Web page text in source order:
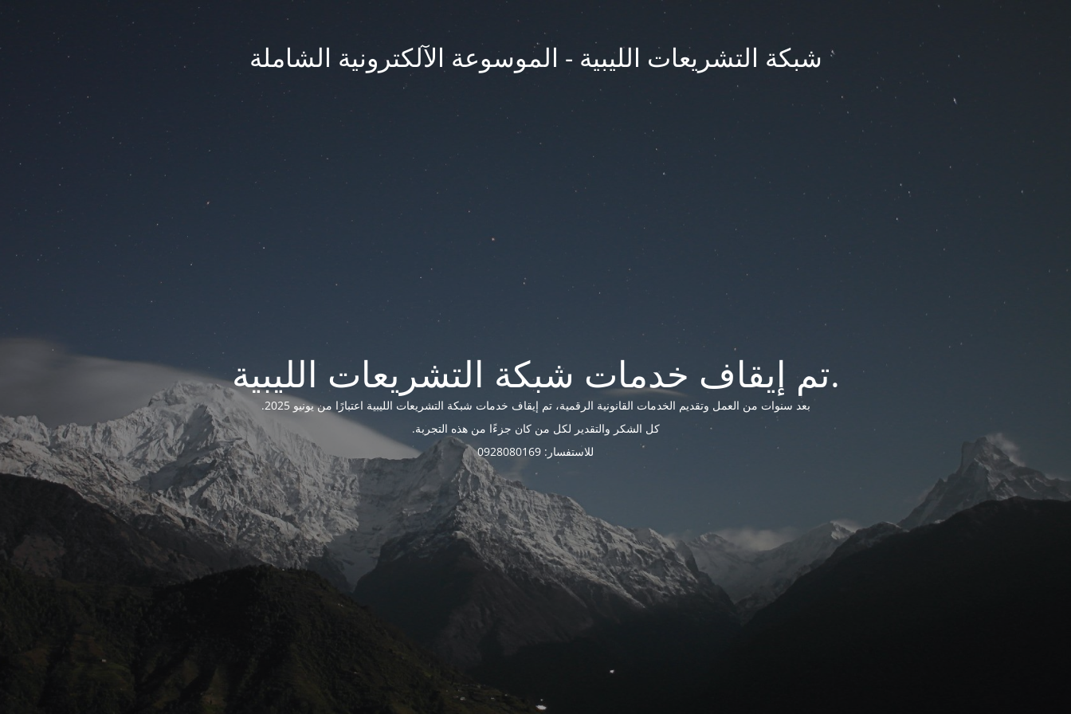
شبكة التشريعات الليبية - الموسوعة الآلكترونية الشاملة
تم إيقاف خدمات شبكة التشريعات الليبية.
بعد سنوات من العمل وتقديم الخدمات القانونية الرقمية، تم إيقاف خدمات شبكة التشريعات الليبية اعتبارًا من يونيو 2025.
كل الشكر والتقدير لكل من كان جزءًا من هذه التجربة.
للاستفسار: 0928080169